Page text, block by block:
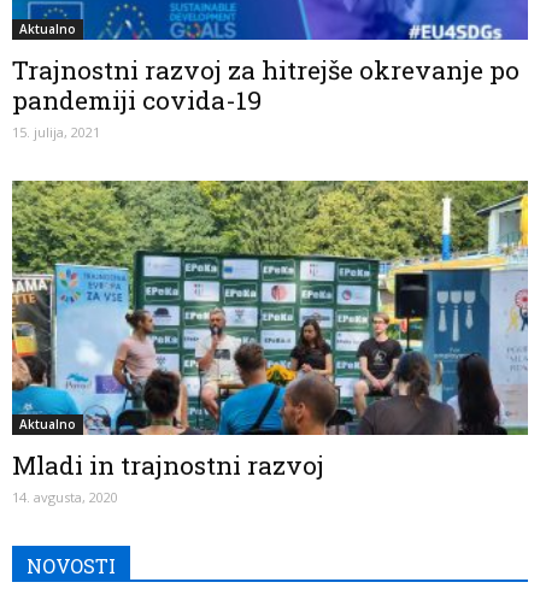
Aktualno
Trajnostni razvoj za hitrejše okrevanje po
pandemiji covida-19
15. julija, 2021
Aktualno
Mladi in trajnostni razvoj
14. avgusta, 2020
NOVOSTI